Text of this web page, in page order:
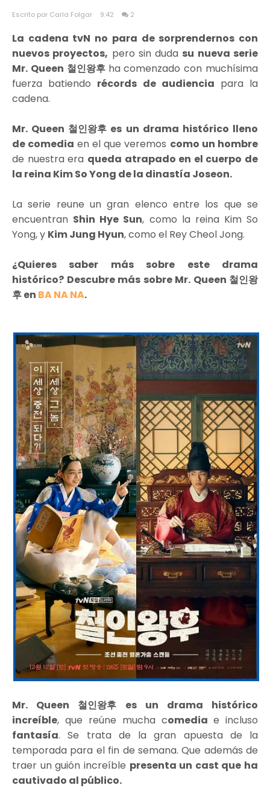
Escrito por Carla Folgar 9:42 2
La cadena tvN no para de sorprendernos con
nuevos proyectos, pero sin duda su nueva serie
Mr. Queen 철인왕후 ha comenzado con muchísima
fuerza batiendo récords de audiencia para la
cadena.
Mr. Queen 철인왕후 es un drama histórico lleno
de comedia en el que veremos como un hombre
de nuestra era queda atrapado en el cuerpo de
la reina Kim So Yong de la dinastía Joseon.
La serie reune un gran elenco entre los que se
encuentran Shin Hye Sun, como la reina Kim So
Yong, y Kim Jung Hyun, como el Rey Cheol Jong.
¿Quieres saber más sobre este drama
histórico? Descubre más sobre Mr. Queen 철인왕
후 en BA NA NA.
Mr. Queen 철인왕후 es un drama histórico
increíble, que reúne mucha comedia e incluso
fantasía. Se trata de la gran apuesta de la
temporada para el fin de semana. Que además de
traer un guión increíble presenta un cast que ha
cautivado al público.